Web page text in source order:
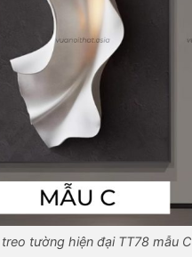
treo tường hiện đại TT78 mẫu C